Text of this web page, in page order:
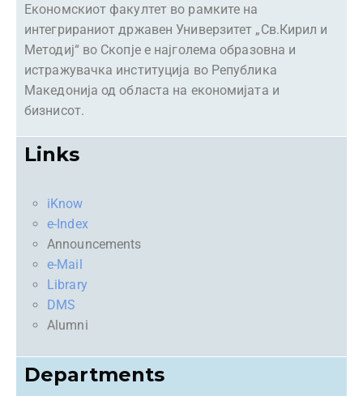
Економскиот факултет во рамките на
интегрираниот државен Универзитет „Св.Кирил и
Методиј“ во Скопје е најголема образовна и
истражувачка институција во Република
Македонија од областа на економијата и
бизнисот.
Links
iKnow
e-Index
Announcements
e-Mail
Library
DMS
Alumni
Departments